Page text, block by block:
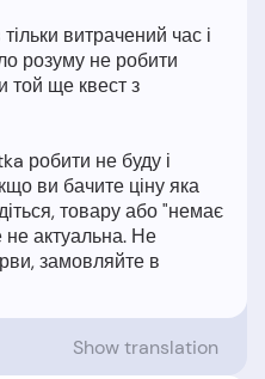
витрачений час і
розуму не робити
той ще квест з
робити не буду і
ви бачите ціну яка
товару або "немає
не актуальна. Не
замовляйте в
Show translation